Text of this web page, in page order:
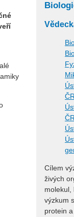
ČR
ČR
Cílem
živých
molekul,
výzkum
protein